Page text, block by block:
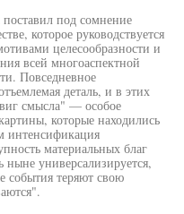
под сомнение
которое руководствуется
целесообразности и
всей многоаспектной
Повседневное
деталь, и в этих
смысла" — особое
которые находились
интенсификация
материальных благ
ныне универсализируется,
события теряют свою